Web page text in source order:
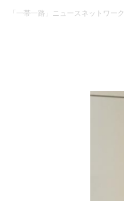
「一帯一路」ニュースネットワーク